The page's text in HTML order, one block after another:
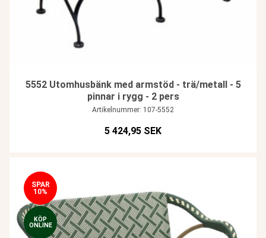
5552 Utomhusbänk med armstöd - trä/metall - 5
pinnar i rygg - 2 pers
Artikelnummer: 107-5552
5 424,95 SEK
SPAR
10%
KÖP
ONLINE